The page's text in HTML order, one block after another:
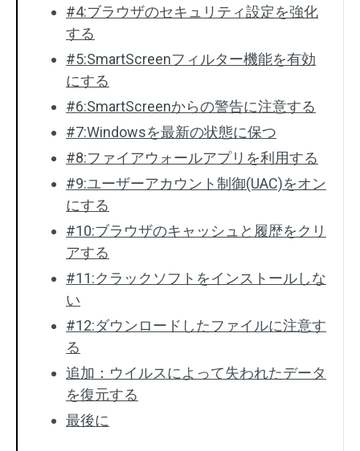
#4:ブラウザのセキュリティ設定を強化
する
#5:SmartScreenフィルター機能を有効
にする
#6:SmartScreenからの警告に注意する
#7:Windowsを最新の状態に保つ
#8:ファイアウォールアプリを利用する
#9:ユーザーアカウント制御(UAC)をオン
にする
#10:ブラウザのキャッシュと履歴をクリ
アする
#11:クラックソフトをインストールしな
い
#12:ダウンロードしたファイルに注意す
る
追加：ウイルスによって失われたデータ
を復元する
最後に